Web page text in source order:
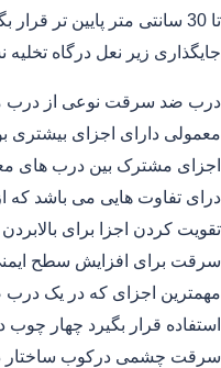
تا 30 سانتی متر پایین تر
جایگذاری زیر نعل درگاه تخلیه
درب ضد سرقت نوعی از درب
معمولی دارای اجزای بیشتری
اجزای مشترک بین درب های
درای تفاوت هایی می باشد که
تقویت کردن اجزا برای
سرقت برای افزایش سطح
مهمترین اجزای که در یک
استفاده قرار بگیرد چهار
سرقت چشمی درکوب ساختار